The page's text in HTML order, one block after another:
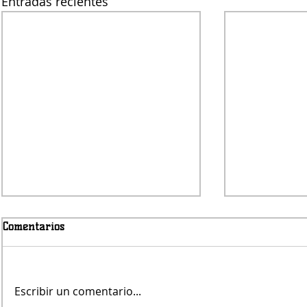
Comentarios
Escribir un comentario...